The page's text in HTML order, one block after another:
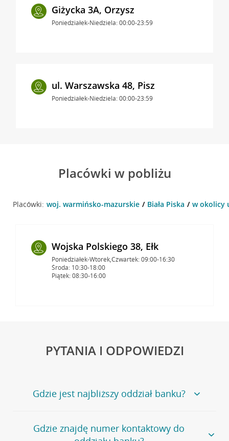
Giżycka 3A, Orzysz
Poniedziałek-Niedziela: 00:00-23:59
ul. Warszawska 48, Pisz
Poniedziałek-Niedziela: 00:00-23:59
Placówki w pobliżu
Placówki: woj. warmińsko-mazurskie Biała Piska w okolicy
Wojska Polskiego 38, Ełk
Poniedziałek-Wtorek,Czwartek: 09:00-16:30
Środa: 10:30-18:00
Piątek: 08:30-16:00
PYTANIA I ODPOWIEDZI
Gdzie jest najbliższy oddział banku?
Jeśli szukasz oddziału naszego banku, zapraszamy na
stronęPlacówki i bankomaty, na której znajduje się
Gdzie znajdę numer kontaktowy do